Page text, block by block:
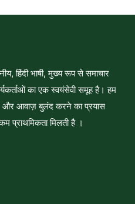
हिंदी भाषी, मुख्य रूप से समाचार
का एक स्वयंसेवी समूह है। हम
और आवाज़ बुलंद करने का प्रयास
प्राथमिकता मिलती है ।